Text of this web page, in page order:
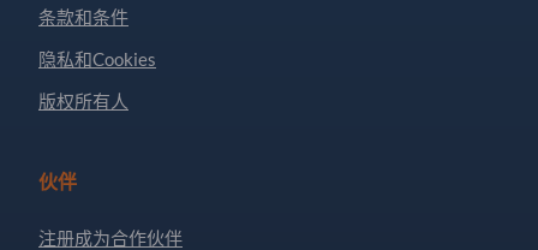
条款和条件
隐私和Cookies
版权所有人
伙伴
注册成为合作伙伴